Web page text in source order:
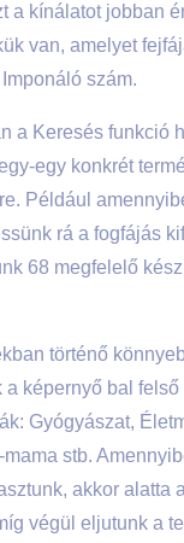
a kínálatot jobban
van, amelyet
szám.
a Keresés funkció
egy konkrét
Például
rá a fogfájás
68 megfelelő
történő
a képernyő bal
Gyógyászat,
stb.
akkor alatta
végül eljutunk a